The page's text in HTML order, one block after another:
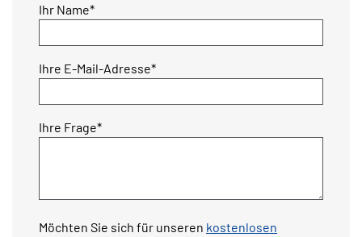
Pflichtfeld
Ihr Name*
Pflichtfeld
Ihre E-Mail-Adresse*
Pflichtfeld
Ihre Frage*
Möchten Sie sich für unseren kostenlosen